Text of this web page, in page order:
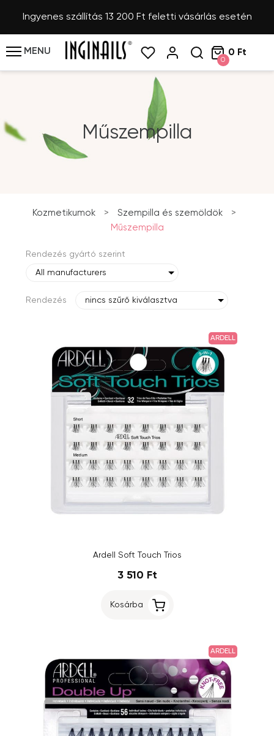
Ingyenes szállítás 13 200 Ft feletti vásárlás esetén
MENU
0
0 Ft
Műszempilla
Kozmetikumok > Szempilla és szemöldök
>
Műszempilla
Rendezés gyártó szerint
All manufacturers
Rendezés nincs szűrő kiválasztva
ARDELL
Ardell Soft Touch Trios
3 510 Ft
Kosárba
ARDELL